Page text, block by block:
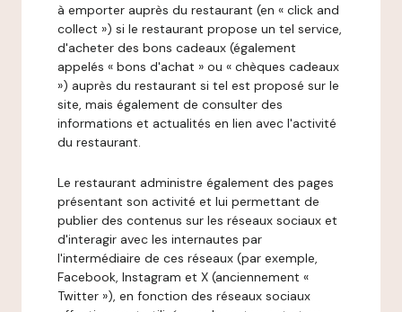
à emporter auprès du restaurant (en « click and
collect ») si le restaurant propose un tel service,
d'acheter des bons cadeaux (également
appelés « bons d'achat » ou « chèques cadeaux
») auprès du restaurant si tel est proposé sur le
site, mais également de consulter des
informations et actualités en lien avec l'activité
du restaurant.
Le restaurant administre également des pages
présentant son activité et lui permettant de
publier des contenus sur les réseaux sociaux et
d'interagir avec les internautes par
l'intermédiaire de ces réseaux (par exemple,
Facebook, Instagram et X (anciennement «
Twitter »), en fonction des réseaux sociaux